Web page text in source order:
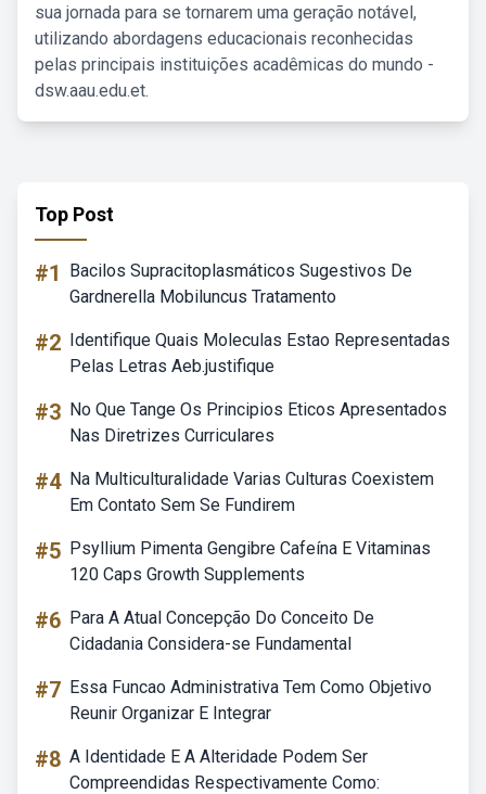
sua jornada para se tornarem uma geração notável,
utilizando abordagens educacionais reconhecidas
pelas principais instituições acadêmicas do mundo -
dsw.aau.edu.et.
Top Post
#1
Bacilos Supracitoplasmáticos Sugestivos De
Gardnerella Mobiluncus Tratamento
#2 Identifique Quais Moleculas Estao Representadas
Pelas Letras Aeb.justifique
#3 No Que Tange Os Principios Eticos Apresentados
Nas Diretrizes Curriculares
#4 Na Multiculturalidade Varias Culturas Coexistem
Em Contato Sem Se Fundirem
#5 Psyllium Pimenta Gengibre Cafeína E Vitaminas
120 Caps Growth Supplements
#6 Para A Atual Concepção Do Conceito De
Cidadania Considera-se Fundamental
#7 Essa Funcao Administrativa Tem Como Objetivo
Reunir Organizar E Integrar
#8 A Identidade E A Alteridade Podem Ser
Compreendidas Respectivamente Como: